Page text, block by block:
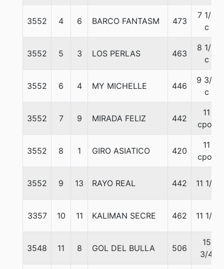
3552 4 6 BARCO FANTASM 473
7 1/4
c
3552 5 3 LOS PERLAS 463
8 1/4
c
3552 6 4 MY MICHELLE 446
9 3/4
c
3552 7 9 MIRADA FELIZ 442
11
cpos
3552 8 1 GIRO ASIATICO 420
11
cpos
3552 9 13 RAYO REAL 442 11 1/4
3357 10 11 KALIMAN SECRE 462 11 1/4
3548 11 8 GOL DEL BULLA 506
15
3/4